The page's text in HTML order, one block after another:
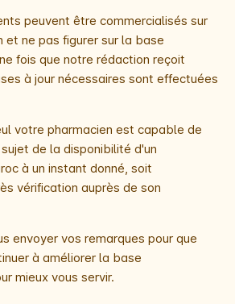
peuvent être commercialisés sur
et ne pas figurer sur la base
fois que notre rédaction reçoit
à jour nécessaires sont effectuées
votre pharmacien est capable de
de la disponibilité d'un
à un instant donné, soit
vérification auprès de son
envoyer vos remarques pour que
à améliorer la base
mieux vous servir.